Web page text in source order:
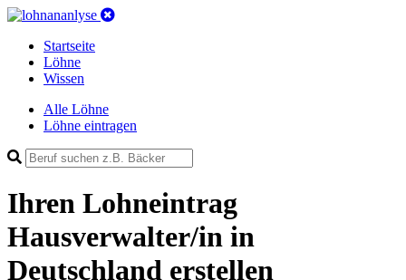
Startseite
Löhne
Wissen
Alle Löhne
Löhne eintragen
Ihren Lohneintrag
Hausverwalter/in in
Deutschland erstellen